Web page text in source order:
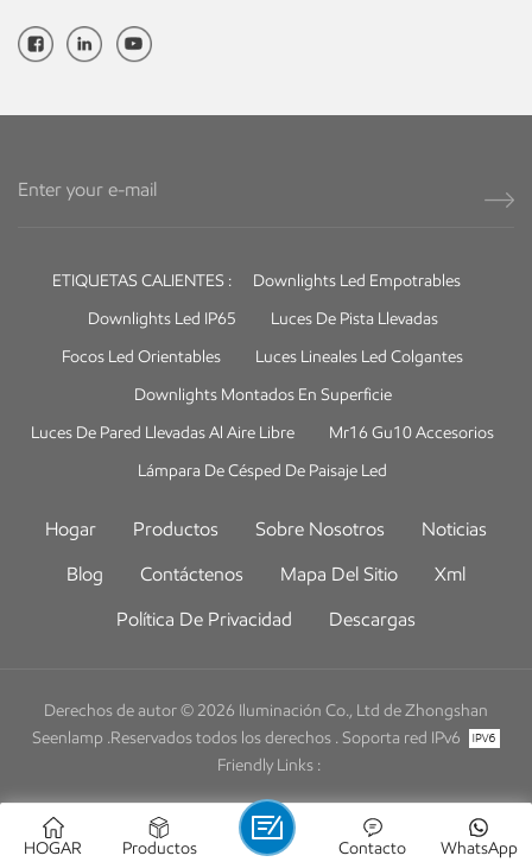
ETIQUETAS CALIENTES :
Downlights Led Empotrables
Downlights Led IP65
Luces De Pista Llevadas
Focos Led Orientables
Luces Lineales Led Colgantes
Downlights Montados En Superficie
Luces De Pared Llevadas Al Aire Libre
Mr16 Gu10 Accesorios
Lámpara De Césped De Paisaje Led
Hogar Productos Sobre Nosotros
Noticias
Blog
Contáctenos Mapa Del Sitio
Xml
Política De Privacidad
Descargas
Derechos de autor © 2026 Iluminación Co., Ltd de Zhongshan
Seenlamp .Reservados todos los derechos . Soporta red IPv6
Friendly Links :
HOGAR Productos WhatsApp
Contacto